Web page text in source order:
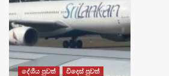
දේශීය පුවත් විදෙස් පුවත්